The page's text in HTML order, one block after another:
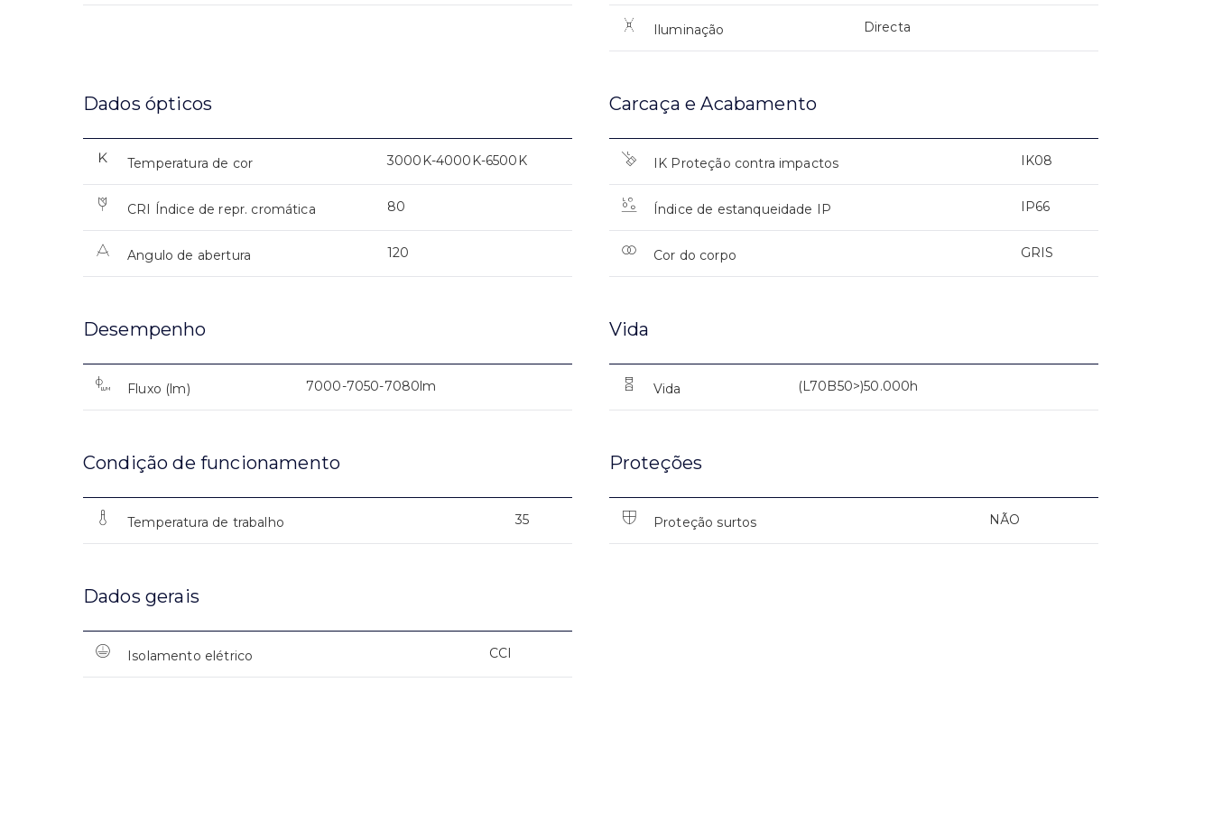
Iluminação Directa
Dados ópticos
Temperatura de cor 3000K-4000K-6500K
CRI Índice de repr. cromática 80
Angulo de abertura 120
Carcaça e Acabamento
IK Proteção contra impactos IK08
Índice de estanqueidade IP IP66
Cor do corpo GRIS
Desempenho
Fluxo (lm) 7000-7050-7080lm
Vida
Vida (L70B50>)50.000h
Condição de funcionamento
Temperatura de trabalho 35
Proteções
Proteção surtos NÃO
Dados gerais
Isolamento elétrico CCI